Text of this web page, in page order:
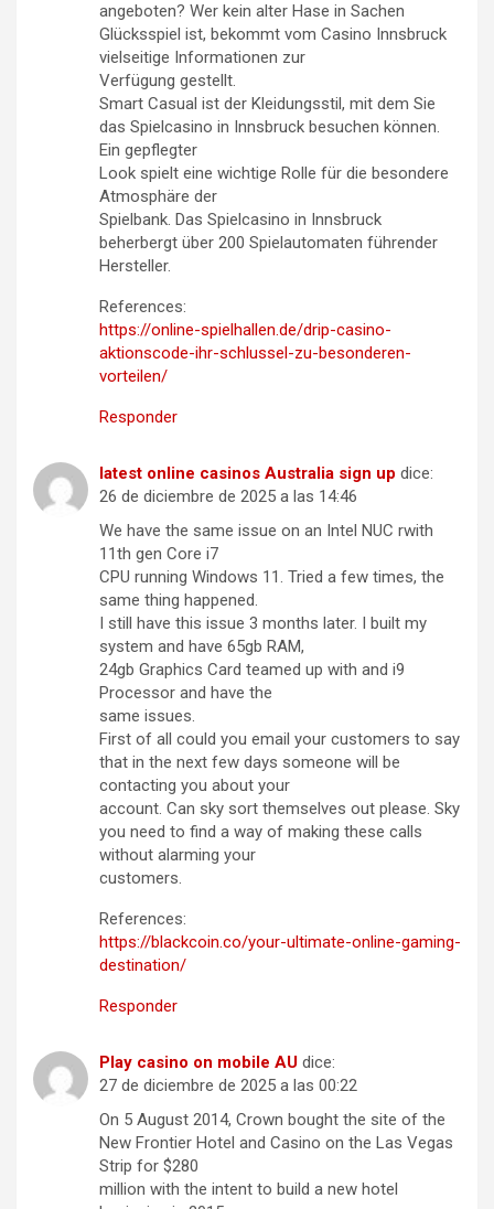
angeboten? Wer kein alter Hase in Sachen
Glücksspiel ist, bekommt vom Casino Innsbruck
vielseitige Informationen zur
Verfügung gestellt.
Smart Casual ist der Kleidungsstil, mit dem Sie
das Spielcasino in Innsbruck besuchen können.
Ein gepflegter
Look spielt eine wichtige Rolle für die besondere
Atmosphäre der
Spielbank. Das Spielcasino in Innsbruck
beherbergt über 200 Spielautomaten führender
Hersteller.
References:
https://online-spielhallen.de/drip-casino-
aktionscode-ihr-schlussel-zu-besonderen-
vorteilen/
Responder
latest online casinos Australia sign up dice:
26 de diciembre de 2025 a las 14:46
We have the same issue on an Intel NUC rwith
11th gen Core i7
CPU running Windows 11. Tried a few times, the
same thing happened.
I still have this issue 3 months later. I built my
system and have 65gb RAM,
24gb Graphics Card teamed up with and i9
Processor and have the
same issues.
First of all could you email your customers to say
that in the next few days someone will be
contacting you about your
account. Can sky sort themselves out please. Sky
you need to find a way of making these calls
without alarming your
customers.
References:
https://blackcoin.co/your-ultimate-online-gaming-
destination/
Responder
Play casino on mobile AU dice:
27 de diciembre de 2025 a las 00:22
On 5 August 2014, Crown bought the site of the
New Frontier Hotel and Casino on the Las Vegas
Strip for $280
million with the intent to build a new hotel